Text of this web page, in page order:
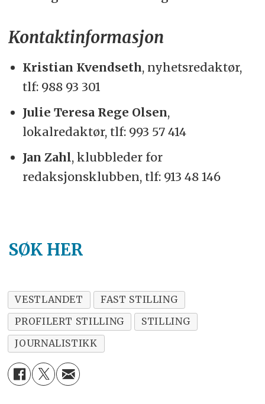
Kontaktinformasjon
Kristian Kvendseth, nyhetsredaktør,
tlf: 988 93 301
Julie Teresa Rege Olsen,
lokalredaktør, tlf: 993 57 414
Jan Zahl, klubbleder for
redaksjonsklubben, tlf: 913 48 146
SØK HER
VESTLANDET
FAST STILLING
PROFILERT STILLING
STILLING
JOURNALISTIKK